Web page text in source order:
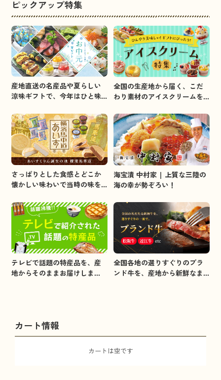
ピックアップ特集
産地直送の名産品や夏らしい
涼味ギフトで、今年はひと味
全国の生産地から届く、こだ
わり素材のアイスクリームを
さっぱりとした食感とどこか
懐かしい味わいで当時の味を
海宝漬 中村家 | 上質な三陸の
海の幸が勢ぞろい！
テレビで話題の特産品を、産
地からそのままお届けしま
全国各地の選りすぐりのブラ
ンド牛を、産地から新鮮なま
カート情報
カートは空です